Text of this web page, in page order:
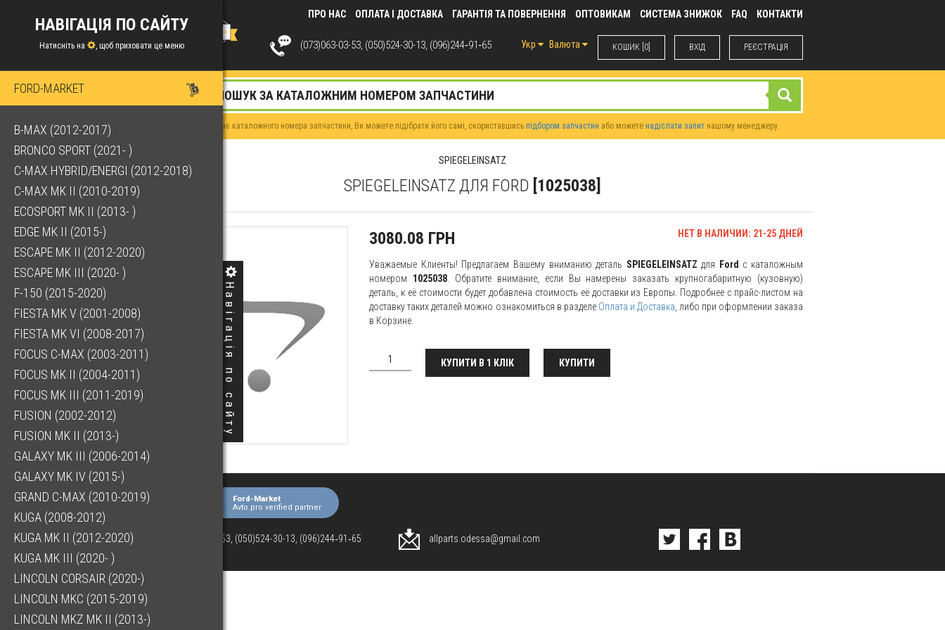
Навігація по сайту
ПРО НАС ОПЛАТА І ДОСТАВКА ГАРАНТІЯ ТА ПОВЕРНЕННЯ ОПТОВИКАМ СИСТЕМА ЗНИЖОК FAQ КОНТАКТИ
КОШИК [0] ВХIД РЕЄСТРАЦІЯ
Укр Валюта
(073)063-03-53, (050)524-30-13, (096)244‑91‑65
НАВІГАЦІЯ ПО САЙТУ
Натисніть на , щоб приховати це меню
FORD-MARKET
B-MAX (2012-2017)
BRONCO SPORT (2021- )
C-MAX HYBRID/ENERGI (2012-2018)
C-MAX MK II (2010-2019)
ECOSPORT MK II (2013- )
EDGE MK II (2015-)
ESCAPE MK II (2012-2020)
ESCAPE MK III (2020- )
F-150 (2015-2020)
FIESTA MK V (2001-2008)
FIESTA MK VI (2008-2017)
FOCUS C-MAX (2003-2011)
FOCUS MK II (2004-2011)
FOCUS MK III (2011-2019)
FUSION (2002-2012)
FUSION MK II (2013-)
GALAXY MK III (2006-2014)
GALAXY MK IV (2015-)
GRAND C-MAX (2010-2019)
KUGA (2008-2012)
KUGA MK II (2012-2020)
KUGA MK III (2020- )
LINCOLN CORSAIR (2020-)
LINCOLN MKC (2015-2019)
LINCOLN MKZ MK II (2013-)
Якщо у Вас немає каталожного номера запчастини, Ви можете підібрати його самі, скориставшись підбором запчастин або можете надіслати запит нашому менеджеру.
SPIEGELEINSATZ
SPIEGELEINSATZ ДЛЯ FORD [1025038]
3080.08 ГРН НЕТ В НАЛИЧИИ: 21-25 ДНЕЙ
Уважаемые Клиенты! Предлагаем Вашему вниманию деталь SPIEGELEINSATZ для Ford с каталожным
номером 1025038 . Обратите внимание, если Вы намерены заказать крупногабаритную (кузовную)
деталь, к её стоимости будет добавлена стоимость её доставки из Европы. Подробнее с прайс-листом на
доставку таких деталей можно ознакомиться в разделе Оплата и Доставка , либо при оформлении заказа
в Корзине.
КУПИТИ В 1 КЛІК КУПИТИ
Ford-Market
Avto.pro verified partner
(073)063-03-53, (050)524-30-13, (096)244‑91‑65 allparts.odessa@gmail.com